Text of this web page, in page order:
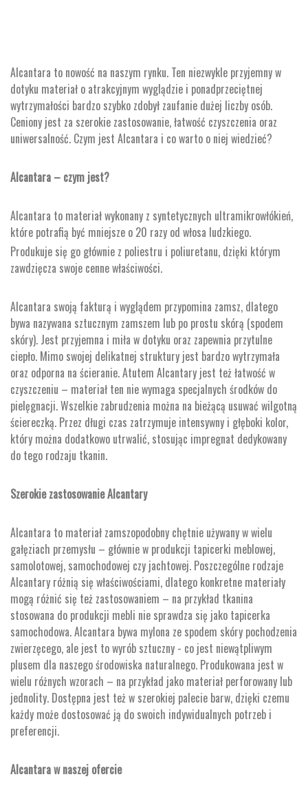
Alcantara to nowość na naszym rynku. Ten niezwykle przyjemny w
dotyku materiał o atrakcyjnym wyglądzie i ponadprzeciętnej
wytrzymałości bardzo szybko zdobył zaufanie dużej liczby osób.
Ceniony jest za szerokie zastosowanie, łatwość czyszczenia oraz
uniwersalność. Czym jest Alcantara i co warto o niej wiedzieć?
Alcantara – czym jest?
Alcantara to materiał wykonany z syntetycznych ultramikrowłókień,
które potrafią być mniejsze o 20 razy od włosa ludzkiego.
Produkuje się go głównie z poliestru i poliuretanu, dzięki którym
zawdzięcza swoje cenne właściwości.
Alcantara swoją fakturą i wyglądem przypomina zamsz, dlatego
bywa nazywana sztucznym zamszem lub po prostu skórą (spodem
skóry). Jest przyjemna i miła w dotyku oraz zapewnia przytulne
ciepło. Mimo swojej delikatnej struktury jest bardzo wytrzymała
oraz odporna na ścieranie. Atutem Alcantary jest też łatwość w
czyszczeniu – materiał ten nie wymaga specjalnych środków do
pielęgnacji. Wszelkie zabrudzenia można na bieżącą usuwać wilgotną
ściereczką. Przez długi czas zatrzymuje intensywny i głęboki kolor,
który można dodatkowo utrwalić, stosując impregnat dedykowany
do tego rodzaju tkanin.
Szerokie zastosowanie Alcantary
Alcantara to materiał zamszopodobny chętnie używany w wielu
gałęziach przemysłu – głównie w produkcji tapicerki meblowej,
samolotowej, samochodowej czy jachtowej. Poszczególne rodzaje
Alcantary różnią się właściwościami, dlatego konkretne materiały
mogą różnić się też zastosowaniem – na przykład tkanina
stosowana do produkcji mebli nie sprawdza się jako tapicerka
samochodowa. Alcantara bywa mylona ze spodem skóry pochodzenia
zwierzęcego, ale jest to wyrób sztuczny - co jest niewątpliwym
plusem dla naszego środowiska naturalnego. Produkowana jest w
wielu różnych wzorach – na przykład jako materiał perforowany lub
jednolity. Dostępna jest też w szerokiej palecie barw, dzięki czemu
każdy może dostosować ją do swoich indywidualnych potrzeb i
preferencji.
Alcantara w naszej ofercie